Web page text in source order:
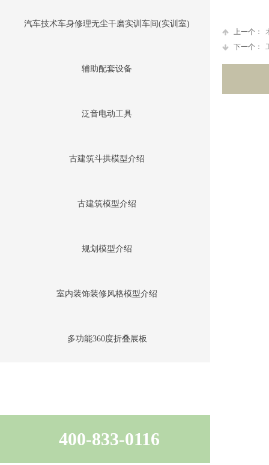
上一个：
下一个：
汽车技术车身修理无尘干磨实训车间(实训室)
辅助配套设备
泛音电动工具
古建筑斗拱模型介绍
古建筑模型介绍
规划模型介绍
室内装饰装修风格模型介绍
多功能360度折叠展板
400-833-0116